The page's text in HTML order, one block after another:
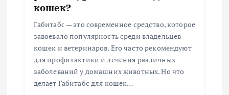
кошек?
Габитабс — это современное средство, которое
завоевало популярность среди владельцев
кошек и ветеринаров. Его часто рекомендуют
для профилактики и лечения различных
заболеваний у домашних животных. Но что
делает Габитабс для кошек…